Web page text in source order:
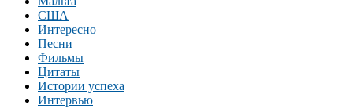
США
Интересно
Песни
Фильмы
Цитаты
Истории успеха
Интервью